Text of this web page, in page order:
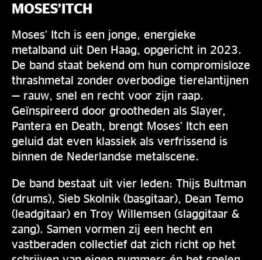
MOSES’ITCH
Moses’ Itch is een jonge, energieke
metalband uit Den Haag, opgericht in 2023.
De band staat bekend om hun compromisloze
thrashmetal zonder overbodige tierelantijnen
— rauw, snel en recht voor zijn raap.
Geïnspireerd door grootheden als Slayer,
Pantera en Death, brengt Moses’ Itch een
geluid dat even klassiek als verfrissend is
binnen de Nederlandse metalscene.
De band bestaat uit vier leden: Thijs Bultman
(drums), Sieb Skolnik (basgitaar), Dean Temo
(leadgitaar) en Troy Willemsen (slaggitaar &
zang). Samen vormen zij een hecht en
vastberaden collectief dat zich richt op het